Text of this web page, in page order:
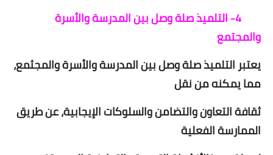
4- التلميذ صلة وصل بين المدرسة والأسرة
والمجتمع
يعتبر التلميذ صلة وصل بين المدرسة والأسرة والمجثمع،
مما يمكنه من نقل
ثقافة التعاون والتضامن والسلوكات الإيجابية، عن طريق
الممارسة الفعلية